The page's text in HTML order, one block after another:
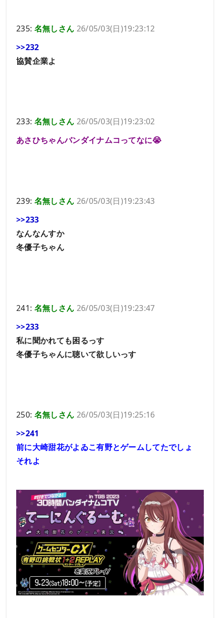
235: 名無しさん 26/05/03(日)19:23:12
>>232
協賛企業よ
233: 名無しさん 26/05/03(日)19:23:02
あさひちゃんバンダイナムコってなに😭
239: 名無しさん 26/05/03(日)19:23:43
>>233
なんなんすか
冬優子ちゃん
241: 名無しさん 26/05/03(日)19:23:47
>>233
私に聞かれても困るっす
冬優子ちゃんに聴いて欲しいっす
250: 名無しさん 26/05/03(日)19:25:16
>>241
前に大崎甜花がよゐこ有野とゲームしてたでしょ
それよ